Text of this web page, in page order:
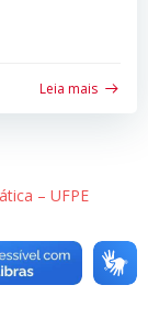
Leia mais
– UFPE